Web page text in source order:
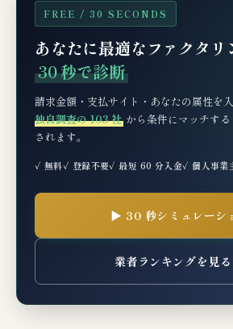
FREE / 30 SECONDS
あなたに最適なファクタリ
30 秒で診断
請求金額・支払サイト・あなたの属性を入
独自調査の 103 社 から条件にマッチす
されます。
✓ 無料✓ 登録不要✓ 最短 60 分入金✓ 個人事業
▶ 30 秒シミュレーシ
業者ランキングを見